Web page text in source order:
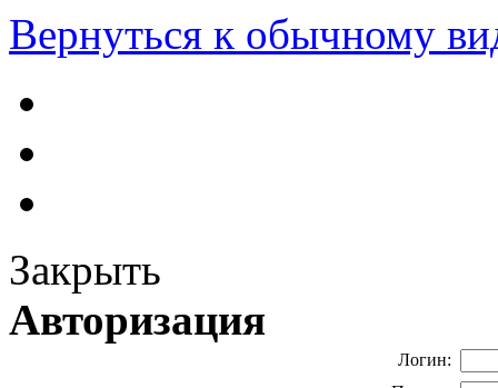
Вернуться к обычному
Закрыть
Авторизация
Логин: